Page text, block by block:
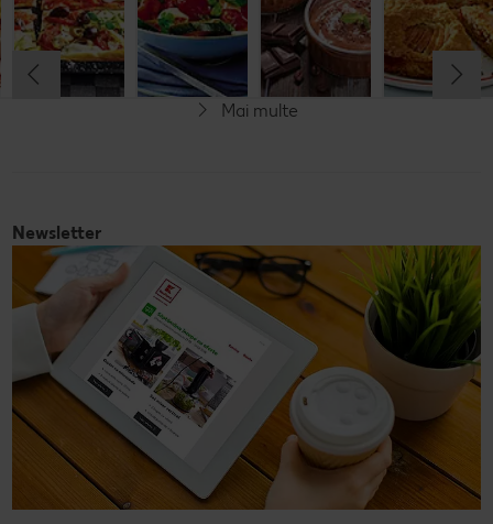
Cel mult 60 minute
Simplu
Cel mult 30 minute
Simplu
Cel mult 60 minute
Simplu
Simplu
Mai multe
Newsletter